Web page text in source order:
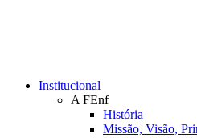
Institucional
A FEnf
História
Missão, Visão,